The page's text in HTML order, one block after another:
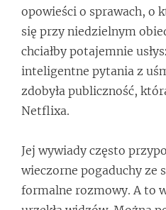
opowieści o sprawach, o
się przy niedzielnym
chciałby potajemnie
inteligentne pytania z
zdobyła publiczność,
Netflixa.
Jej wywiady często
wieczorne pogaduchy ze
formalne rozmowy. A to